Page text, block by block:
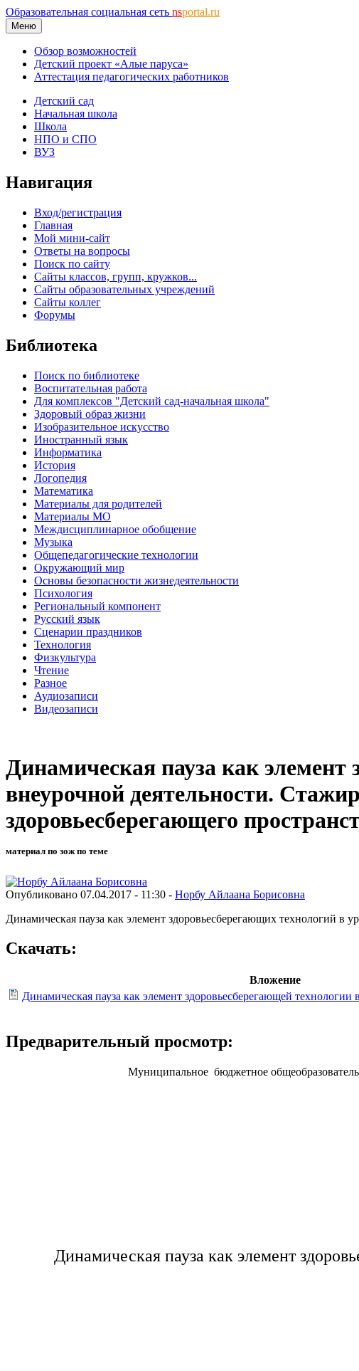
Образовательная социальная сеть nsportal.ru
Меню
Обзор возможностей
Детский проект «Алые паруса»
Аттестация педагогических работников
Детский сад
Начальная школа
Школа
НПО и СПО
ВУЗ
Навигация
Вход/регистрация
Главная
Мой мини-сайт
Ответы на вопросы
Поиск по сайту
Сайты классов, групп, кружков...
Сайты образовательных учреждений
Сайты коллег
Форумы
Библиотека
Поиск по библиотеке
Воспитательная работа
Для комплексов "Детский сад-начальная школа"
Здоровый образ жизни
Изобразительное искусство
Иностранный язык
Информатика
История
Логопедия
Математика
Материалы для родителей
Материалы МО
Междисциплинарное обобщение
Музыка
Общепедагогические технологии
Окружающий мир
Основы безопасности жизнедеятельности
Психология
Региональный компонент
Русский язык
Сценарии праздников
Технология
Физкультура
Чтение
Разное
Аудиозаписи
Видеозаписи
Динамическая пауза как элемент
внеурочной деятельности.
здоровьесберегающего
материал по зож по теме
Опубликовано 07.04.2017 - 11:30 - Норбу Айлаана Борисовна
Динамическая пауза как элемент здоровьесберегающих технологий в
Скачать:
Вложение
Динамическая пауза как элемент здоровьесберегающей
Предварительный просмотр:
Муниципальное бюджетное
Динамическая пауза как элемент